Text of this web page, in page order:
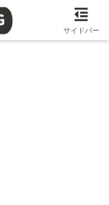
ル
サイドバー